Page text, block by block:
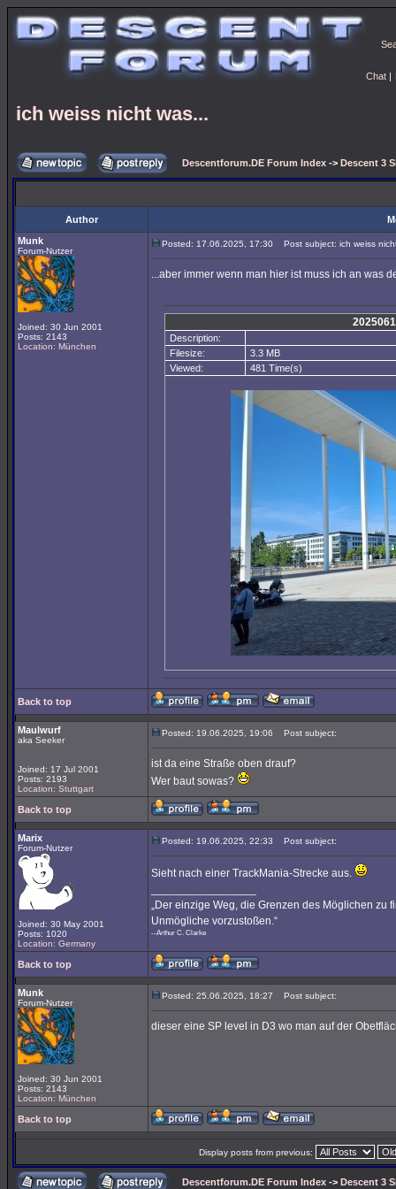
Chat |
ich weiss nicht was...
Descentforum.DE Forum Index -> Descent 3
Author
Munk
Forum-Nutzer
Joined: 30 Jun 2001
Posts: 2143
Location: München
Posted: 17.06.2025, 17:30 Post subject: ich weiss
...aber immer wenn man hier ist muss ich an was
Description:
Filesize:
3.3 MB
Viewed:
481 Time(s)
Back to top
Maulwurf
aka Seeker
Joined: 17 Jul 2001
Posts: 2193
Location: Stuttgart
Posted: 19.06.2025, 19:06 Post subject:
ist da eine Straße oben drauf?
Wer baut sowas?
Back to top
Marix
Forum-Nutzer
Joined: 30 May 2001
Posts: 1020
Location: Germany
Posted: 19.06.2025, 22:33 Post subject:
Sieht nach einer TrackMania-Strecke aus.
„Der einzige Weg, die Grenzen des Möglichen
Unmögliche vorzustoßen.“
--Arthur C. Clarke
Back to top
Munk
Forum-Nutzer
Joined: 30 Jun 2001
Posts: 2143
Location: München
Posted: 25.06.2025, 18:27 Post subject:
dieser eine SP level in D3 wo man auf der
Back to top
Display posts from previous:
Descentforum.DE Forum Index -> Descent 3